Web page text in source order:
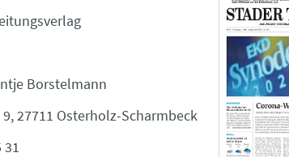
Borstelmann
27711 Osterholz-Scharmbeck
31